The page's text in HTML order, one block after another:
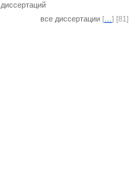
диссертаций
все диссертации [ ] [81]